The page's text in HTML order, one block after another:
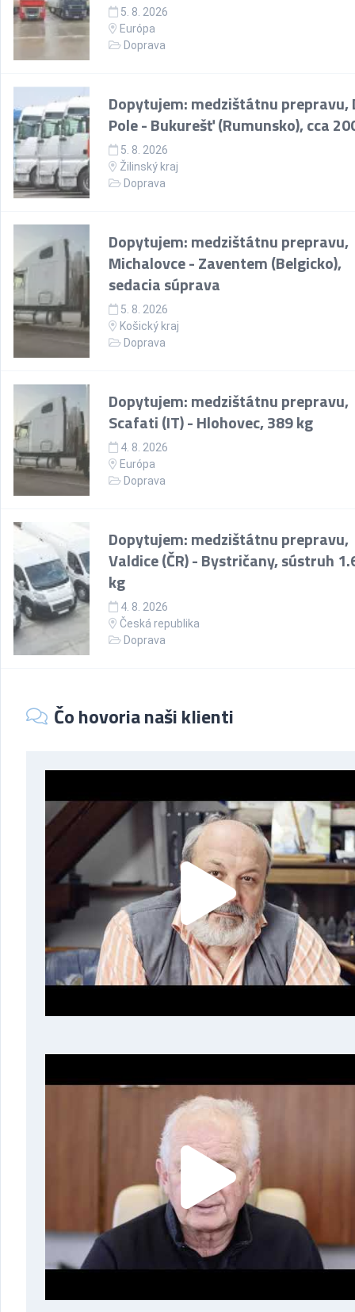
5. 8. 2026
Európa
Doprava
Dopytujem: medzištátnu prepravu,
Pole - Bukurešť (Rumunsko), cca
5. 8. 2026
Žilinský kraj
Doprava
Dopytujem: medzištátnu prepravu,
Michalovce - Zaventem (Belgicko),
sedacia súprava
5. 8. 2026
Košický kraj
Doprava
Dopytujem: medzištátnu prepravu,
Scafati (IT) - Hlohovec, 389 kg
4. 8. 2026
Európa
Doprava
Dopytujem: medzištátnu prepravu,
Valdice (ČR) - Bystričany, sústruh
kg
4. 8. 2026
Česká republika
Doprava
Čo hovoria naši klienti